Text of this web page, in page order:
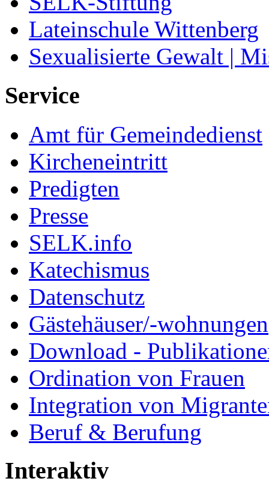
Lateinschule Wittenberg
Sexualisierte Gewalt |
Service
Amt für Gemeindedienst
Kircheneintritt
Predigten
Presse
SELK.info
Katechismus
Datenschutz
Gästehäuser/-wohnungen
Download -
Ordination von Frauen
Integration von
Beruf & Berufung
Interaktiv